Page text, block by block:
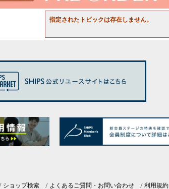
指定されたトピックは存在しません。
ショップ検索 よくあるご質問・お問い合わせ 利用規約